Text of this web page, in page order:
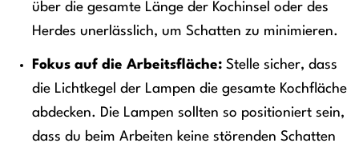
über die gesamte Länge der Kochinsel oder des
Herdes unerlässlich, um Schatten zu minimieren.
Fokus auf die Arbeitsfläche:Stelle sicher, dass
die Lichtkegel der Lampen die gesamte Kochfläche
abdecken. Die Lampen sollten so positioniert sein,
dass du beim Arbeiten keine störenden Schatten